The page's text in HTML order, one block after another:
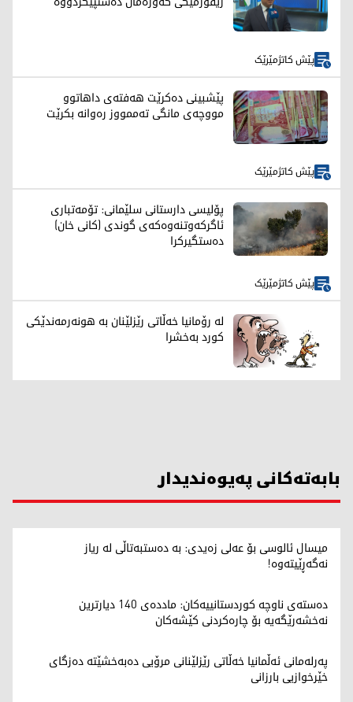
پێش کاتژمێرێک
پێشبینی دەکرێت هەفتەی داهاتوو
مووچەی مانگی تەممووز رەوانە بکرێت
پێش کاتژمێرێک
پۆلیسی دارستانی سلێمانی: تۆمەتباری
ئاگرکەوتنەوەکەی گوندی (کانی خان)
دەستگیرکرا
پێش کاتژمێرێک
لە رۆمانیا خەڵاتی رێزلێنان بە هونەرمەندێکی
کورد بەخشرا
بابەتەکانی پەیوەندیدار
میسال ئالوسی بۆ عەلی زەیدی: بە دەستبەتاڵی لە ریاز
نەگەڕێیتەوە!
دەستەی ناوچە کوردستانییەکان: ماددەی 140 دیارترین
نەخشەرێگەیە بۆ چارەکردنی کێشەکان
پەرلەمانی ئەڵمانیا خەڵاتی رێزلێنانی مرۆیی دەبەخشێتە دەزگای
خێرخوازیی بارزانی